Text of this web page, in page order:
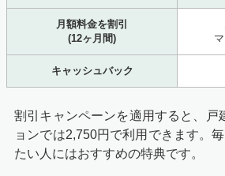
月額料金を割引
(12ヶ月間)
キャッシュバック
割引キャンペーンを適用すると、戸
ョンでは2,750円で利用できます。
たい人にはおすすめの特典です。